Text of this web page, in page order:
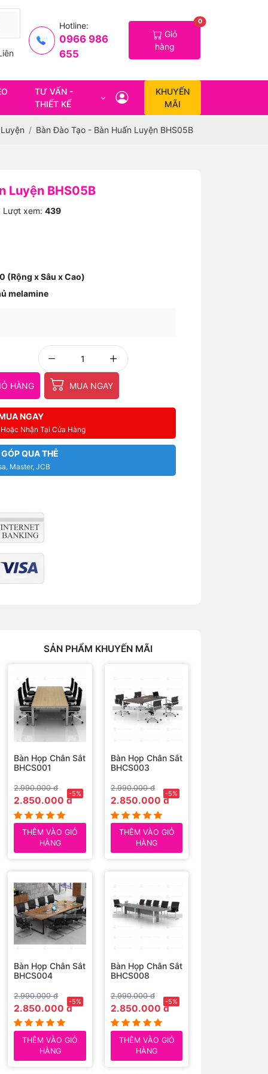
Hotline:
0966 986
655
Giỏ
hàng
0
TƯ VẤN -
THIẾT KẾ
KHUYẾN
MÃI
Bàn Đào Tạo - Bàn Huấn Luyện BHS05B
Luyện BHS05B
Lượt xem: 439
x Sâu x Cao)
melamine
HÀNG MUA NGAY
NGAY
Nhận Tại Cửa Hàng
QUA THẺ
Master, JCB
SẢN PHẨM KHUYẾN MÃI
Bàn Họp Chân Sắt
BHCS001
2.990.000 đ
2.850.000 đ
-5%
THÊM VÀO GIỎ
HÀNG
Bàn Họp Chân Sắt
BHCS003
2.990.000 đ
2.850.000 đ
-5%
THÊM VÀO GIỎ
HÀNG
Bàn Họp Chân Sắt
BHCS004
2.990.000 đ
2.850.000 đ
-5%
THÊM VÀO GIỎ
HÀNG
Bàn Họp Chân Sắt
BHCS008
2.990.000 đ
2.850.000 đ
-5%
THÊM VÀO GIỎ
HÀNG